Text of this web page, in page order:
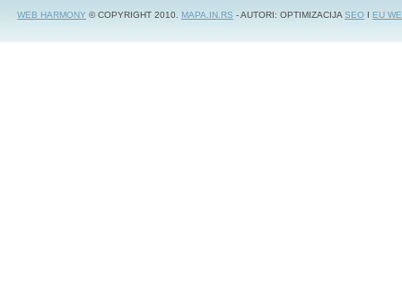
WEB HARMONY © COPYRIGHT 2010. MAPA.IN.RS - AUTORI: OPTIMIZACIJASEO I EU